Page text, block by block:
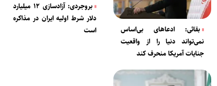
بقائی: ادعا‌های بی‌اساس
نمی‌تواند دنیا را از واقعیت
جنایات آمریکا منحرف کند
بروجردی: آزادسازی ۱۲ میلیارد
دلار شرط اولیه ایران در مذاکره
است